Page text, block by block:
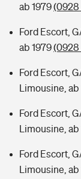
ab 1979(0928
Ford Escort,
ab 1979(0928
Ford Escort,
Limousine, ab
Ford Escort,
Limousine, ab
Ford Escort,
Limousine, ab